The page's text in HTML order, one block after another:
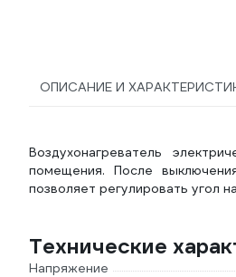
ОПИСАНИЕ И
Воздухонагреватель
помещения. После
позволяет регулировать угол
Технические
Напряжение